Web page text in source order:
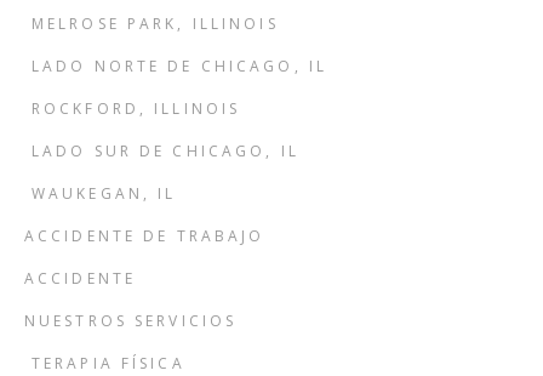
MELROSE PARK, ILLINOIS
LADO NORTE DE CHICAGO, IL
ROCKFORD, ILLINOIS
LADO SUR DE CHICAGO, IL
WAUKEGAN, IL
ACCIDENTE DE TRABAJO
ACCIDENTE
NUESTROS SERVICIOS
TERAPIA FÍSICA